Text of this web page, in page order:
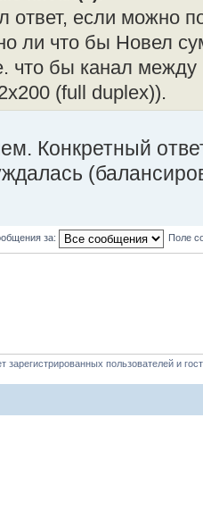
ответ, если можно
ли что бы Новел
что бы канал
(full duplex)).
Конкретный
за: Поле
пользователей и